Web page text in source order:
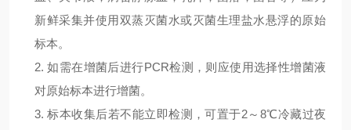
新鲜采集并使用双蒸灭菌水或灭菌生理盐水悬浮的原始
标本。
2.如需在增菌后进行PCR检测，则应使用选择性增菌液
对原始标本进行增菌。
3.标本收集后若不能立即检测，可置于2～ 8℃冷藏过夜